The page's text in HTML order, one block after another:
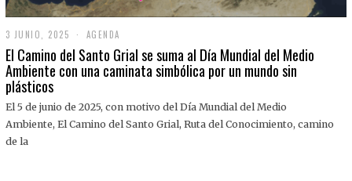
3 JUNIO, 2025
J
U
N
,
0
AGENDA
El Camino del Santo Grial se suma al Día Mundial del Medio
Ambiente con una caminata simbólica por un mundo sin
plásticos
El 5 de junio de 2025, con motivo del Día Mundial del Medio
Ambiente, El Camino del Santo Grial, Ruta del Conocimiento, camino
de la